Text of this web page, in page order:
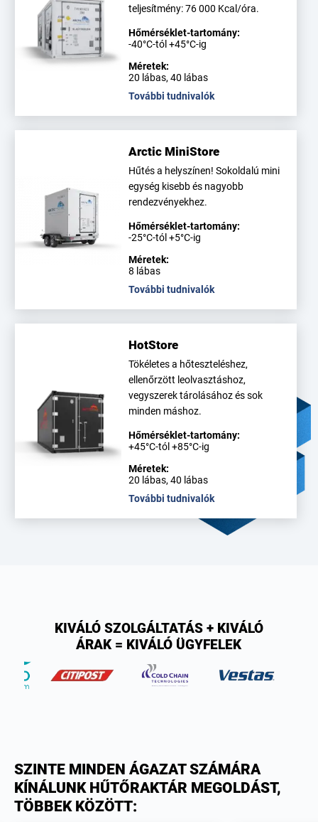
teljesítmény: 76 000 Kcal/óra.
Hőmérséklet-tartomány:
-40°C-tól +45°C-ig
Méretek:
20 lábas, 40 lábas
További tudnivalók
Arctic MiniStore
Hűtés a helyszínen! Sokoldalú mini
egység kisebb és nagyobb
rendezvényekhez.
Hőmérséklet-tartomány:
-25°C-tól +5°C-ig
Méretek:
8 lábas
További tudnivalók
HotStore
Tökéletes a hőteszteléshez,
ellenőrzött leolvasztáshoz,
vegyszerek tárolásához és sok
minden máshoz.
Hőmérséklet-tartomány:
+45°C-tól +85°C-ig
Méretek:
20 lábas, 40 lábas
További tudnivalók
KIVÁLÓ SZOLGÁLTATÁS + KIVÁLÓ
ÁRAK = KIVÁLÓ ÜGYFELEK
SZINTE MINDEN ÁGAZAT SZÁMÁRA
KÍNÁLUNK HŰTŐRAKTÁR MEGOLDÁST,
TÖBBEK KÖZÖTT: